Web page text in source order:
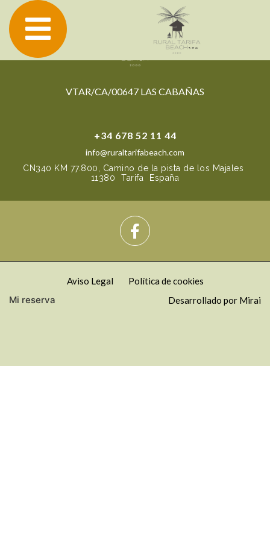
VTAR/CA/00647 LAS CABAÑAS
+34 678 52 11 44
info@ruraltarifabeach.com
CN340 KM 77.800, Camino de la pista de los Majales
11380
Tarifa España
Aviso Legal Política de cookies
Mi reserva Desarrollado por Mirai